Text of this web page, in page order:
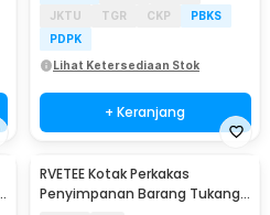
JKTU
TGR CKP
PBKS
PDPK
Lihat Ketersediaan Stok
+ Keranjang
RVETEE Kotak Perkakas
Penyimpanan Barang Tukang